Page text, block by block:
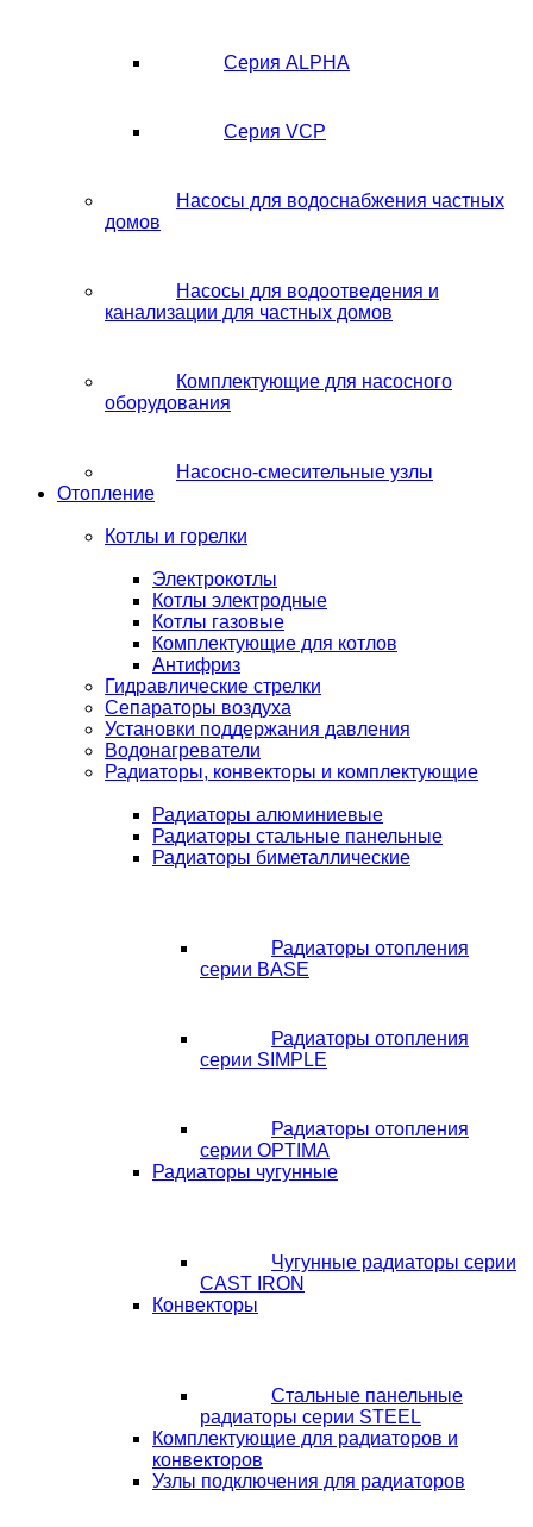
Серия ALPHA
Серия VCP
Насосы для водоснабжения частных
домов
Насосы для водоотведения и
канализации для частных домов
Комплектующие для насосного
оборудования
Насосно-смесительные узлы
Отопление
Котлы и горелки
Электрокотлы
Котлы электродные
Котлы газовые
Комплектующие для котлов
Антифриз
Гидравлические стрелки
Сепараторы воздуха
Установки поддержания давления
Водонагреватели
Радиаторы, конвекторы и комплектующие
Радиаторы алюминиевые
Радиаторы стальные панельные
Радиаторы биметаллические
Радиаторы отопления
серии BASE
Радиаторы отопления
серии SIMPLE
Радиаторы отопления
серии OPTIMA
Радиаторы чугунные
Чугунные радиаторы серии
CAST IRON
Конвекторы
Стальные панельные
радиаторы серии STEEL
Комплектующие для радиаторов и
конвекторов
Узлы подключения для радиаторов